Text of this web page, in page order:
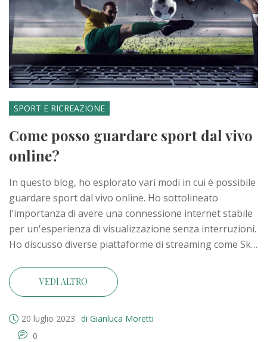
SPORT E RICREAZIONE
Come posso guardare sport dal vivo
online?
In questo blog, ho esplorato vari modi in cui è possibile
guardare sport dal vivo online. Ho sottolineato
l'importanza di avere una connessione internet stabile
per un'esperienza di visualizzazione senza interruzioni.
Ho discusso diverse piattaforme di streaming come Sky
toccato le app sportive che permettono di seguire gli
eventi sportivi in tempo reale. Infine, ho consigliato la
potenziali rischi di sicurezza.
VEDI ALTRO
20 luglio 2023 di Gianluca Moretti
0